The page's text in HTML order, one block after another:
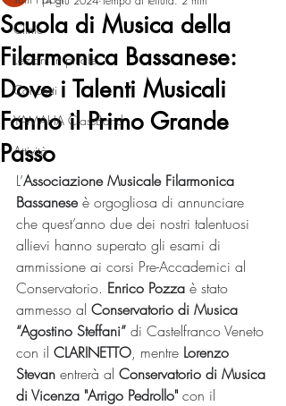
Clinic
Lezioni in pillole
Concerti
YAMAHA ClassBand
Attività
Scuola di Musica della
Filarmonica Bassanese:
Dove i Talenti Musicali
Fanno il Primo Grande
Passo
L’Associazione Musicale Filarmonica
Bassanese è orgogliosa di annunciare
che quest’anno due dei nostri talentuosi
allievi hanno superato gli esami di
ammissione ai corsi Pre-Accademici al
Conservatorio. Enrico Pozza è stato
ammesso al Conservatorio di Musica
“Agostino Steffani” di Castelfranco Veneto
con il CLARINETTO, mentre Lorenzo
Stevan entrerà al Conservatorio di Musica
di Vicenza "Arrigo Pedrollo" con il